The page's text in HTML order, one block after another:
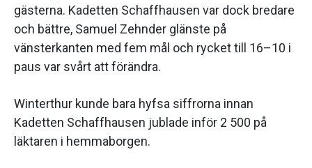
gästerna. Kadetten Schaffhausen var dock bredare
och bättre, Samuel Zehnder glänste på
vänsterkanten med fem mål och rycket till 16–10 i
paus var svårt att förändra.
Winterthur kunde bara hyfsa siffrorna innan
Kadetten Schaffhausen jublade inför 2 500 på
läktaren i hemmaborgen.